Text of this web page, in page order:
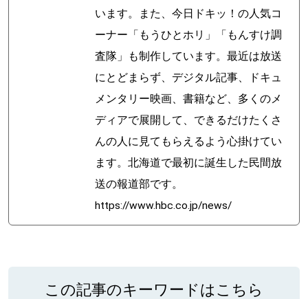
います。また、今日ドキッ！の人気コ
ーナー「もうひとホリ」「もんすけ調
査隊」も制作しています。最近は放送
にとどまらず、デジタル記事、ドキュ
メンタリー映画、書籍など、多くのメ
ディアで展開して、できるだけたくさ
んの人に見てもらえるよう心掛けてい
ます。北海道で最初に誕生した民間放
送の報道部です。
https://www.hbc.co.jp/news/
この記事のキーワードはこちら